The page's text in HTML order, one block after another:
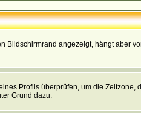
Bildschirmrand angezeigt, hängt aber
Profils überprüfen, um die Zeitzone,
Grund dazu.